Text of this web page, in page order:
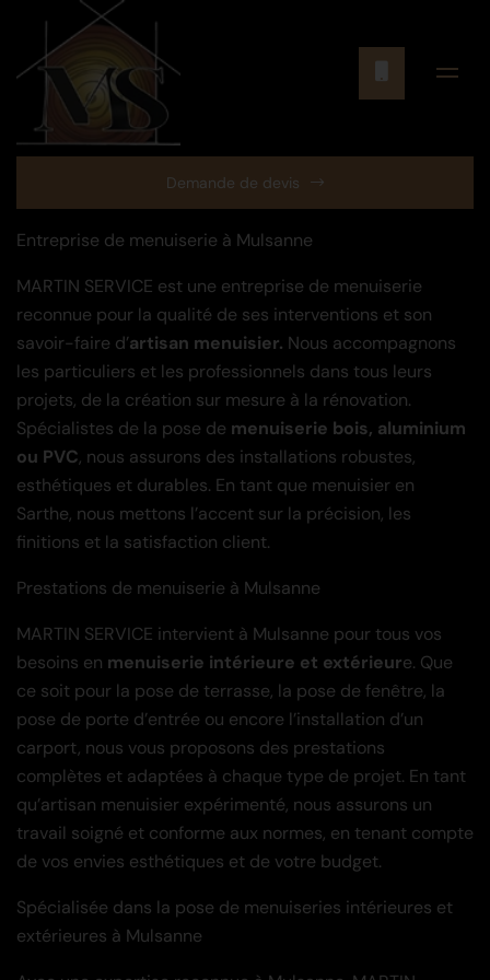
Demande de devis
Entreprise de menuiserie à Mulsanne
MARTIN SERVICE est une entreprise de menuiserie
reconnue pour la qualité de ses interventions et son
savoir-faire d’artisan menuisier. Nous accompagnons
les particuliers et les professionnels dans tous leurs
projets, de la création sur mesure à la rénovation.
Spécialistes de la pose de menuiserie bois, aluminium
ou PVC, nous assurons des installations robustes,
esthétiques et durables. En tant que menuisier en
Sarthe, nous mettons l’accent sur la précision, les
finitions et la satisfaction client.
Prestations de menuiserie à Mulsanne
MARTIN SERVICE intervient à Mulsanne pour tous vos
besoins en menuiserie intérieure et extérieure. Que
ce soit pour la pose de terrasse, la pose de fenêtre, la
pose de porte d’entrée ou encore l’installation d’un
carport, nous vous proposons des prestations
complètes et adaptées à chaque type de projet. En tant
qu’artisan menuisier expérimenté, nous assurons un
travail soigné et conforme aux normes, en tenant compte
de vos envies esthétiques et de votre budget.
Spécialisée dans la pose de menuiseries intérieures et
extérieures à Mulsanne